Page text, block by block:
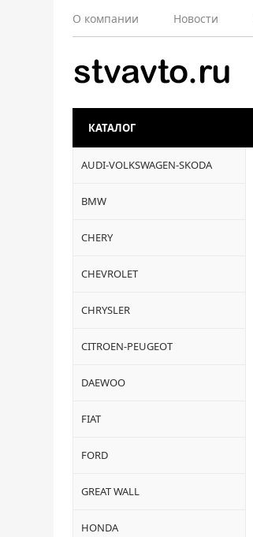
О компании Новости
КАТАЛОГ
AUDI-VOLKSWAGEN-SKODA
BMW
CHERY
CHEVROLET
CHRYSLER
CITROEN-PEUGEOT
DAEWOO
FIAT
FORD
GREAT WALL
HONDA